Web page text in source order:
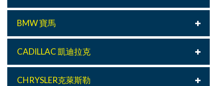
BMW 寶馬
CADILLAC 凱迪拉克
CHRYSLER克萊斯勒